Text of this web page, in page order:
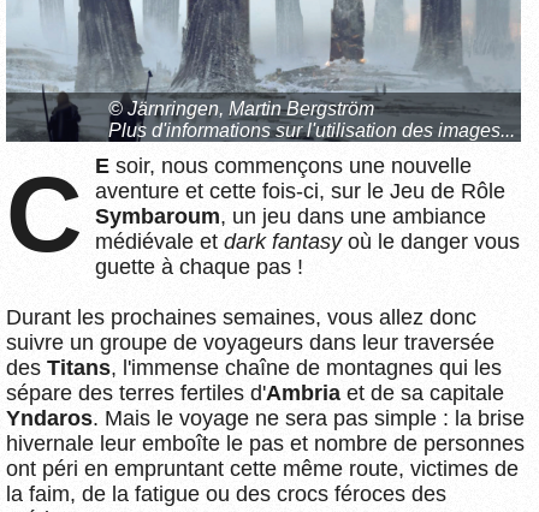
© Järnringen, Martin Bergström
Plus d'informations sur l'utilisation des images...
CE soir, nous commençons une nouvelle
aventure et cette fois-ci, sur le Jeu de Rôle
Symbaroum, un jeu dans une ambiance
médiévale et dark fantasyoù le danger vous
guette à chaque pas !
Durant les prochaines semaines, vous allez donc
suivre un groupe de voyageurs dans leur traversée
des Titans, l'immense chaîne de montagnes qui les
sépare des terres fertiles d'Ambriaet de sa capitale
Yndaros. Mais le voyage ne sera pas simple : la brise
hivernale leur emboîte le pas et nombre de personnes
ont péri en empruntant cette même route, victimes de
la faim, de la fatigue ou des crocs féroces des